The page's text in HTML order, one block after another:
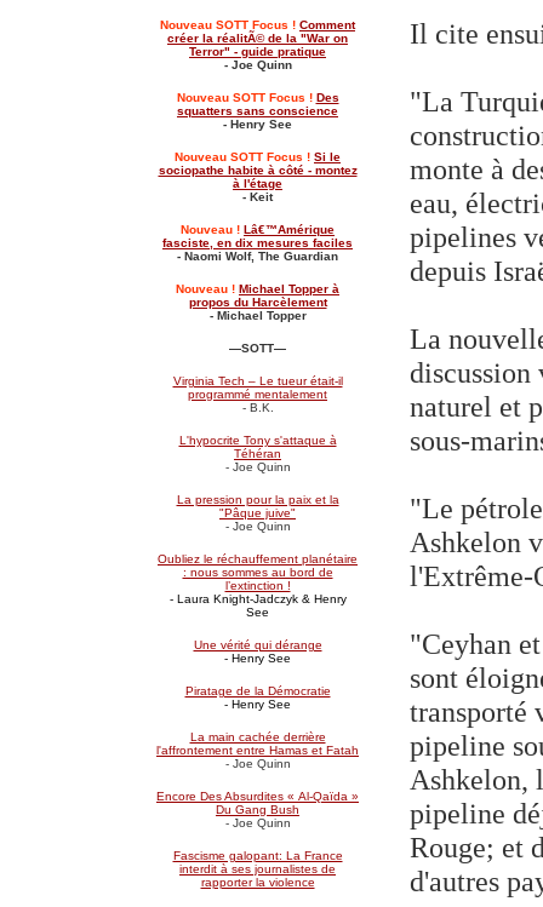
Nouveau SOTT Focus ! Comment
créer la réalitÃ© de la "War on
Terror" - guide pratique
- Joe Quinn
Nouveau SOTT Focus ! Des
squatters sans conscience
- Henry See
Nouveau SOTT Focus ! Si le
sociopathe habite à côté - montez
à l'étage
- Keit
Nouveau ! Lâ€™Amérique
fasciste, en dix mesures faciles
- Naomi Wolf, The Guardian
Nouveau ! Michael Topper à
propos du Harcèlement
- Michael Topper
—SOTT—
Virginia Tech – Le tueur était-il
programmé mentalement
- B.K.
L'hypocrite Tony s'attaque à
Téhéran
- Joe Quinn
La pression pour la paix et la
"Pâque juive"
- Joe Quinn
Oubliez le réchauffement planétaire
: nous sommes au bord de
l’extinction !
- Laura Knight-Jadczyk & Henry
See
Une vérité qui dérange
- Henry See
Piratage de la Démocratie
- Henry See
La main cachée derrière
l'affrontement entre Hamas et Fatah
- Joe Quinn
Encore Des Absurdites « Al-Qaïda »
Du Gang Bush
- Joe Quinn
Fascisme galopant: La France
interdit à ses journalistes de
rapporter la violence
Il cite
"La
monte à
eau,
pipelines
depuis
La
naturel et
sous-
"Le
Ashkelon
l'Extrême-
"Ceyhan
sont
transporté
pipeline
Ashkelon,
pipeline
Rouge; et
d'autres